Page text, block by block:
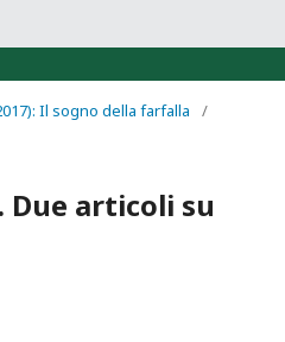
Il sogno della farfalla
/
articoli su